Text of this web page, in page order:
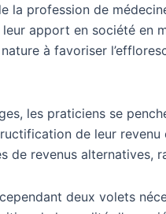
la profession de
apport en société en
à favoriser
les praticiens se
de leur revenu
de revenus
deux volets